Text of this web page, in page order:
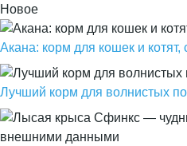
Новое
Акана: корм для кошек и котят,
Лучший корм для волнистых